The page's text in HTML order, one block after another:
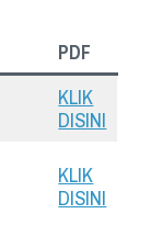
PDF
KLIK
DISINI
KLIK
DISINI